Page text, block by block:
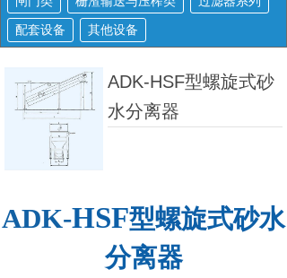
配套设备
其他设备
ADK-HSF型螺旋式砂
水分离器
ADK-HSF型螺旋式砂水
分离器